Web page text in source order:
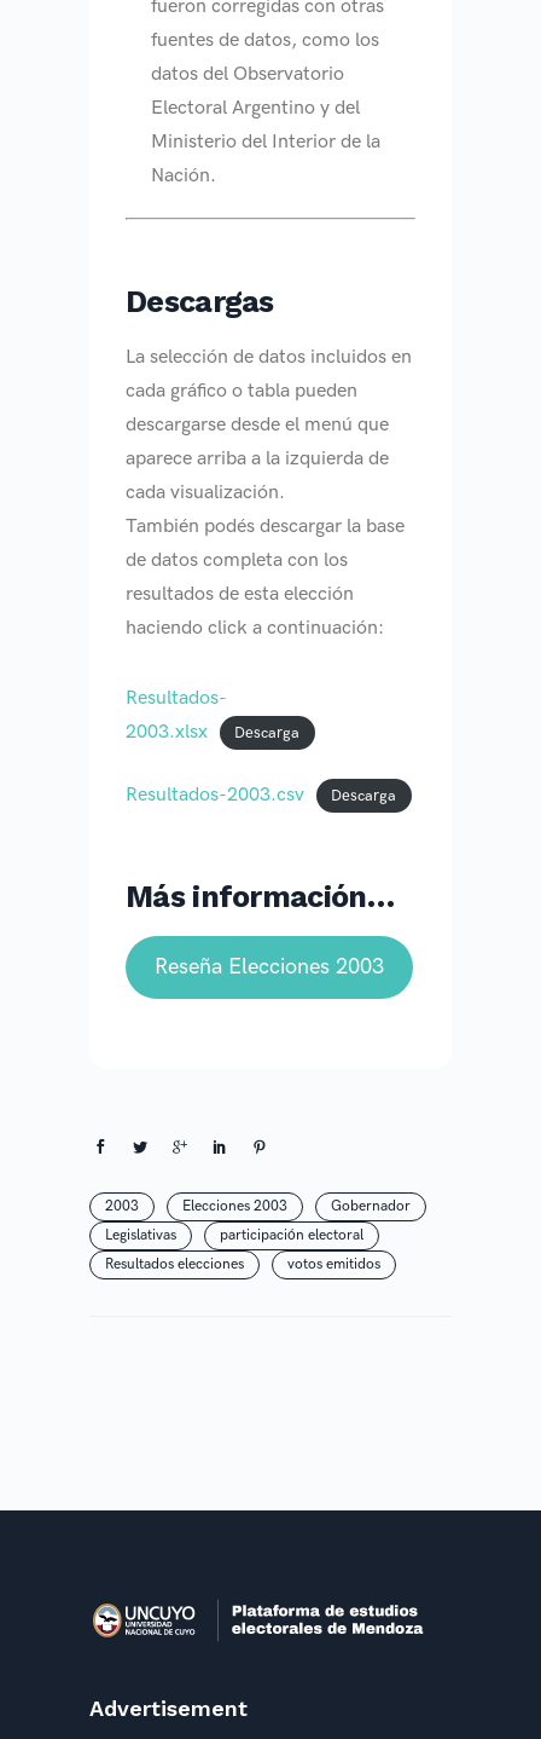
fueron corregidas con otras
fuentes de datos, como los
datos del Observatorio
Electoral Argentino y del
Ministerio del Interior de la
Nación.
Descargas
La selección de datos incluidos en
cada gráfico o tabla pueden
descargarse desde el menú que
aparece arriba a la izquierda de
cada visualización.
También podés descargar la base
de datos completa con los
resultados de esta elección
haciendo click a continuación:
Resultados-
2003.xlsx
Descarga
Resultados-2003.csv Descarga
Más información…
Reseña Elecciones 2003
2003 Elecciones 2003
Gobernador
Legislativas
participación electoral
Resultados elecciones
votos emitidos
Advertisement